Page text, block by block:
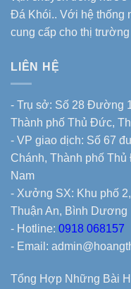
Đá Khói.. Với hệ thống
cung cấp cho thị
LIÊN HỆ
- Trụ sở: Số 28 Đường
Thành phố Thủ Đức,
- VP giao dịch: Số 67
Chánh, Thành phố
Nam
- Xưởng SX: Khu phố
Thuận An, Bình Dương
- Hotline: 0918 068157
- Email:
Tổng Hợp Những Bài